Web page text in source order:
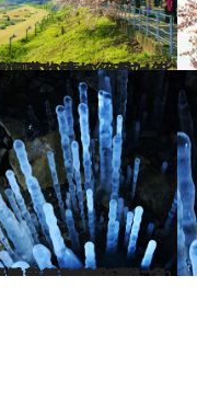
年版）お出かけ
版】冬の絶景・風物詩10選。冬と夏の年2回だけ公開される、神秘的な鍾乳洞も
お出かけ